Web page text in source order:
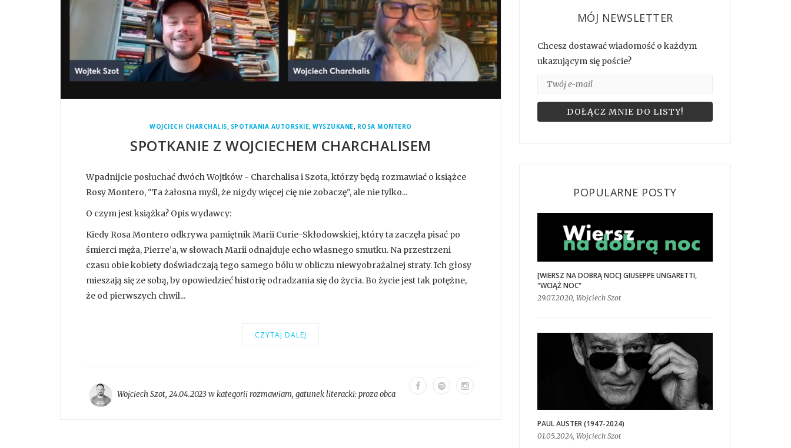
WOJCIECH CHARCHALIS, SPOTKANIA AUTORSKIE,WYSZUKANE, ROSA MONTERO
SPOTKANIE Z WOJCIECHEM CHARCHALISEM
Wpadnijcie posłuchać dwóch Wojtków - Charchalisa i Szota, którzy będą rozmawiać o książce
Rosy Montero, "Ta żałosna myśl, że nigdy więcej cię nie zobaczę", ale nie tylko...
O czym jest książka? Opis wydawcy:
Kiedy Rosa Montero odkrywa pamiętnik Marii Curie-Skłodowskiej, który ta zaczęła pisać po
śmierci męża, Pierre’a, w słowach Marii odnajduje echo własnego smutku. Na przestrzeni
czasu obie kobiety doświadczają tego samego bólu w obliczu niewyobrażalnej straty. Ich głosy
mieszają się ze sobą, by opowiedzieć historię odradzania się do życia. Bo życie jest tak potężne,
że od pierwszych chwil...
CZYTAJ DALEJ
Wojciech Szot, 24.04.2023 w kategoriirozmawiam, gatunek literacki:proza obca
MÓJ NEWSLETTER
Chcesz dostawać wiadomość o każdym
ukazującym się poście?
POPULARNE POSTY
[WIERSZ NA DOBRĄ NOC] GIUSEPPE UNGARETTI,
"WCIĄŻ NOC"
29.07.2020, Wojciech Szot
PAUL AUSTER (1947-2024)
01.05.2024, Wojciech Szot